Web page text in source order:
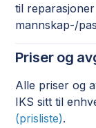
til
mannskap-/
Priser og
Alle priser og
IKS sitt til
(prisliste).